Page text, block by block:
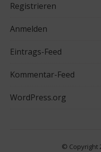
Registrieren
Anmelden
Eintrags-Feed
Kommentar-Feed
WordPress.org
© Copyright